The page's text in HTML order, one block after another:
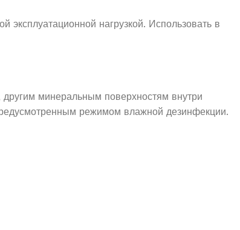
нагрузкой. Использовать в
другим минеральным поверхностям внутри
режимом влажной дезинфекции.